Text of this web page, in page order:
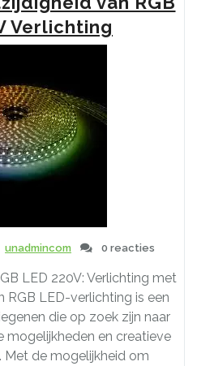
Verlichting
unadmincom 0 reacties
LED 220V: Verlichting met
RGB LED-verlichting is een
die op zoek zijn naar
mogelijkheden en creatieve
Met de mogelijkheid om